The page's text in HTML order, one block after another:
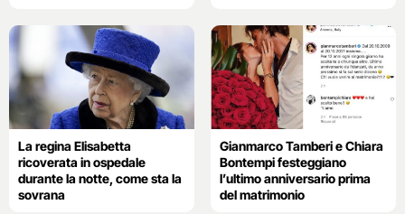
La regina Elisabetta
ricoverata in ospedale
durante la notte, come sta la
sovrana
Gianmarco Tamberi e Chiara
Bontempi festeggiano
l’ultimo anniversario prima
del matrimonio